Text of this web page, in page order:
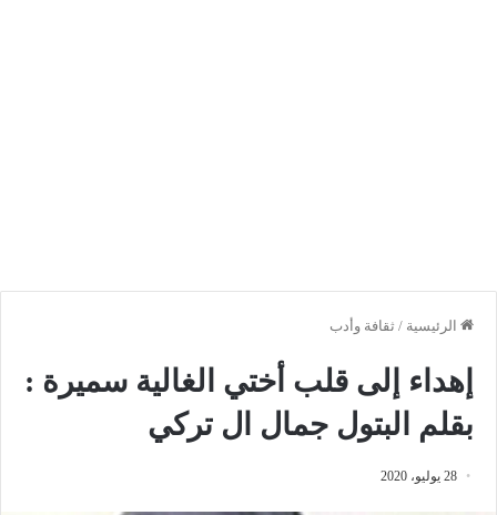
الرئيسية / ثقافة وأدب
إهداء إلى قلب أختي الغالية سميرة :
بقلم البتول جمال ال تركي
28 يوليو، 2020